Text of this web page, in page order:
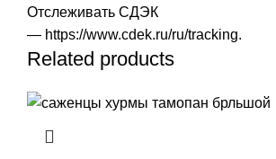
Отслеживать СДЭК
— https://www.cdek.ru/ru/tracking.
Related products